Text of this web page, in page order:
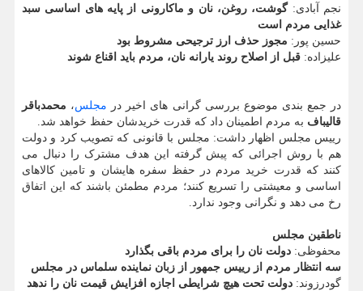
نجم آبادی:گوشت، روغن، نان و ماکارونی از پایه های اساسی سبد
غذایی مردم است
حسین پور: مجوز حذف ارز ترجیحی مشروط بود
علیزاده: قبل از اصلاح روند یارانه نان، مردم باید اقناع شوند
در جمع بندی موضوع بررسی گرانی های اخیر در مجلس، محمدباقر
قالیباف به مردم اطمینان داد که قدرت خریدشان حفظ خواهد شد.
رییس مجلس اظهار داشت: مجلس با قانونی که تصویب کرد و دولت
هم با روش اجرائی که پیش گرفته این هدف مشترک را دنبال می
کنند که قدرت خرید مردم در حفظ سفره هایشان و تامین کالاهای
اساسی و معیشتی را تسریع کنند؛ مردم مطمئن باشند که این اتفاق
رخ می دهد و نگرانی وجود ندارد.
ناطقین مجلس
محفوظی: دولت نان را برای مردم باقی بگذارد
سه انتظار مردم از رییس جمهور از زبان نماینده سلماس در مجلس
گودرزوند: دولت تحت هیچ شرایطی اجازه افزایش قیمت نان را ندهد